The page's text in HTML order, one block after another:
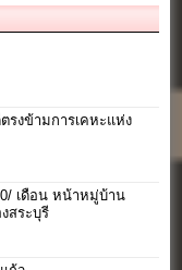
รงข้ามการเคหะแห่ง
เดือน หน้าหมู่บ้าน
สระบุรี